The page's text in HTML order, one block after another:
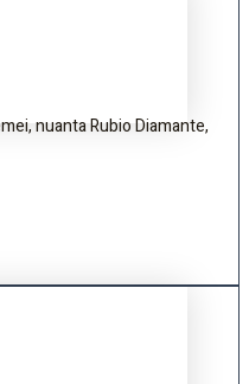
nuanta Rubio Diamante,